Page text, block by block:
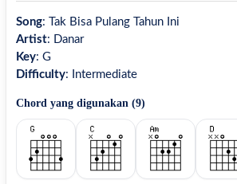
Song:
Tak Bisa Pulang Tahun Ini
Artist: Danar
Key: G
Difficulty: Intermediate
Chord yang digunakan (9)